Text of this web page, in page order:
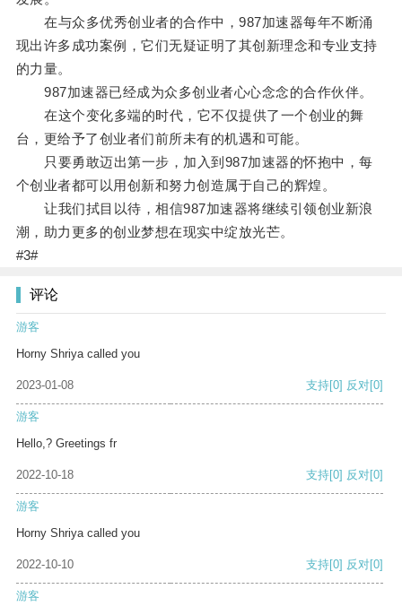
在与众多优秀创业者的合作中，987加速器每年不断涌
现出许多成功案例，它们无疑证明了其创新理念和专业支持
的力量。
987加速器已经成为众多创业者心心念念的合作伙伴。
在这个变化多端的时代，它不仅提供了一个创业的舞
台，更给予了创业者们前所未有的机遇和可能。
只要勇敢迈出第一步，加入到987加速器的怀抱中，每
个创业者都可以用创新和努力创造属于自己的辉煌。
让我们拭目以待，相信987加速器将继续引领创业新浪
潮，助力更多的创业梦想在现实中绽放光芒。
#3#
评论
游客
Horny Shriya called you
2023-01-08 支持[0] 反对[0]
游客
Hello,? Greetings fr
2022-10-18 支持[0] 反对[0]
游客
Horny Shriya called you
2022-10-10 支持[0] 反对[0]
游客